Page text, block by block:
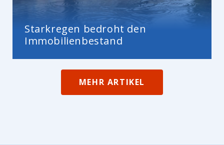
Starkregen bedroht den
Immobilienbestand
MEHR ARTIKEL